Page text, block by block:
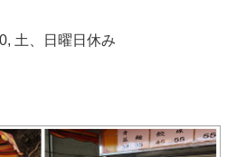
土、日曜日休み